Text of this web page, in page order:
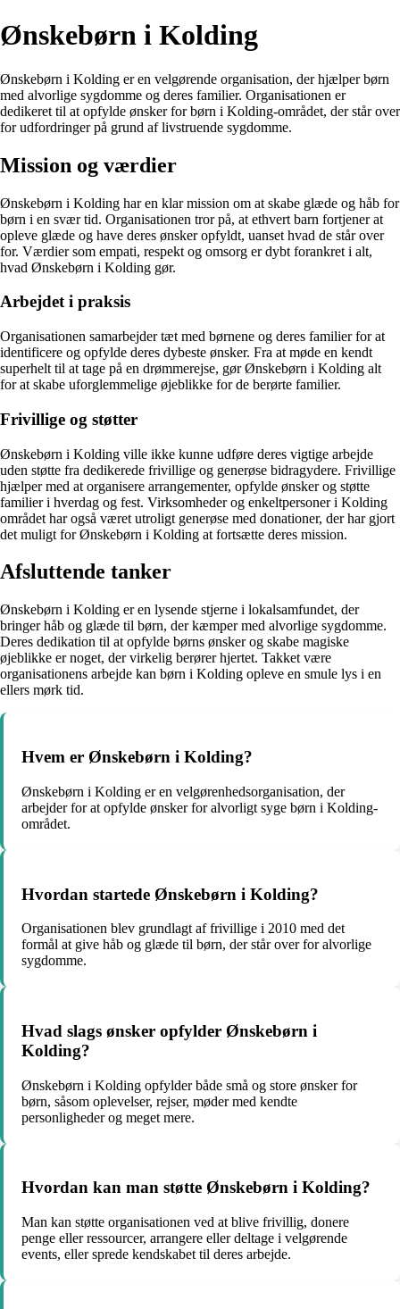
Ønskebørn i Kolding
Ønskebørn i Kolding er en velgørende organisation, der hjælper børn
med alvorlige sygdomme og deres familier. Organisationen er
dedikeret til at opfylde ønsker for børn i Kolding-området, der står over
for udfordringer på grund af livstruende sygdomme.
Mission og værdier
Ønskebørn i Kolding har en klar mission om at skabe glæde og håb for
børn i en svær tid. Organisationen tror på, at ethvert barn fortjener at
opleve glæde og have deres ønsker opfyldt, uanset hvad de står over
for. Værdier som empati, respekt og omsorg er dybt forankret i alt,
hvad Ønskebørn i Kolding gør.
Arbejdet i praksis
Organisationen samarbejder tæt med børnene og deres familier for at
identificere og opfylde deres dybeste ønsker. Fra at møde en kendt
superhelt til at tage på en drømmerejse, gør Ønskebørn i Kolding alt
for at skabe uforglemmelige øjeblikke for de berørte familier.
Frivillige og støtter
Ønskebørn i Kolding ville ikke kunne udføre deres vigtige arbejde
uden støtte fra dedikerede frivillige og generøse bidragydere. Frivillige
hjælper med at organisere arrangementer, opfylde ønsker og støtte
familier i hverdag og fest. Virksomheder og enkeltpersoner i Kolding
området har også været utroligt generøse med donationer, der har gjort
det muligt for Ønskebørn i Kolding at fortsætte deres mission.
Afsluttende tanker
Ønskebørn i Kolding er en lysende stjerne i lokalsamfundet, der
bringer håb og glæde til børn, der kæmper med alvorlige sygdomme.
Deres dedikation til at opfylde børns ønsker og skabe magiske
øjeblikke er noget, der virkelig berører hjertet. Takket være
organisationens arbejde kan børn i Kolding opleve en smule lys i en
ellers mørk tid.
Hvem er Ønskebørn i Kolding?
Ønskebørn i Kolding er en velgørenhedsorganisation, der
arbejder for at opfylde ønsker for alvorligt syge børn i Kolding-
området.
Hvordan startede Ønskebørn i Kolding?
Organisationen blev grundlagt af frivillige i 2010 med det
formål at give håb og glæde til børn, der står over for alvorlige
sygdomme.
Hvad slags ønsker opfylder Ønskebørn i
Kolding?
Ønskebørn i Kolding opfylder både små og store ønsker for
børn, såsom oplevelser, rejser, møder med kendte
personligheder og meget mere.
Hvordan kan man støtte Ønskebørn i Kolding?
Man kan støtte organisationen ved at blive frivillig, donere
penge eller ressourcer, arrangere eller deltage i velgørende
events, eller sprede kendskabet til deres arbejde.